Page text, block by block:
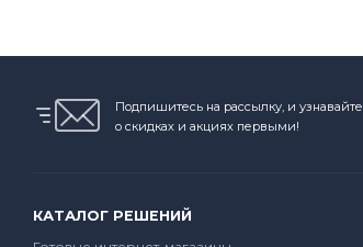
Подпишитесь на рассылку, и узнавайте
о скидках и акциях первыми!
КАТАЛОГ РЕШЕНИЙ